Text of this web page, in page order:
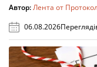
Автор:Лента от
06.08.2026